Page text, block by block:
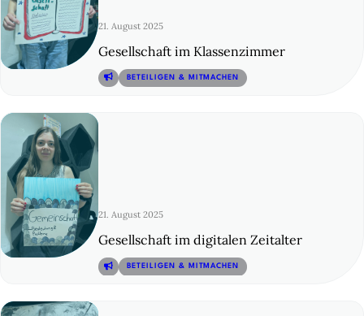
21. August 2025
Gesellschaft im Klassenzimmer
BETEILIGEN & MITMACHEN
21. August 2025
Gesellschaft im digitalen Zeitalter
BETEILIGEN & MITMACHEN